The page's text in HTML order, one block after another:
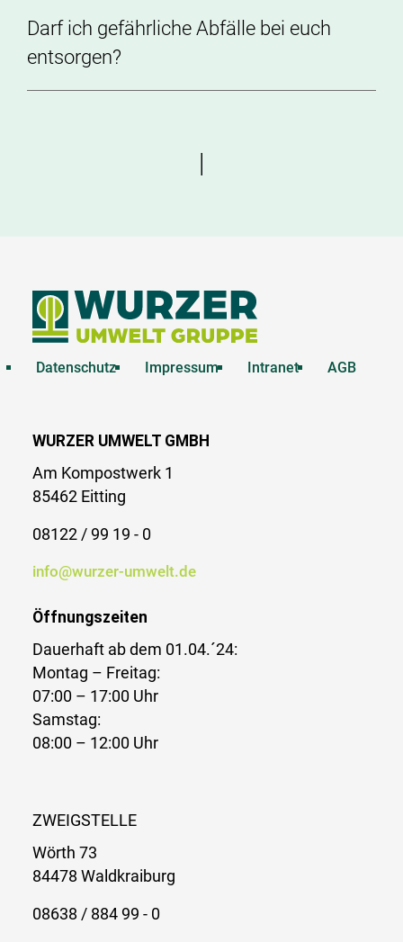
Darf ich gefährliche Abfälle bei euch
entsorgen?
|
Datenschutz Impressum Intranet AGB
WURZER UMWELT GMBH
Am Kompostwerk 1
85462 Eitting
08122 / 99 19 - 0
info@wurzer-umwelt.de
Öffnungszeiten
Dauerhaft ab dem 01.04.´24:
Montag – Freitag:
07:00 – 17:00 Uhr
Samstag:
08:00 – 12:00 Uhr
ZWEIGSTELLE
Wörth 73
84478 Waldkraiburg
08638 / 884 99 - 0